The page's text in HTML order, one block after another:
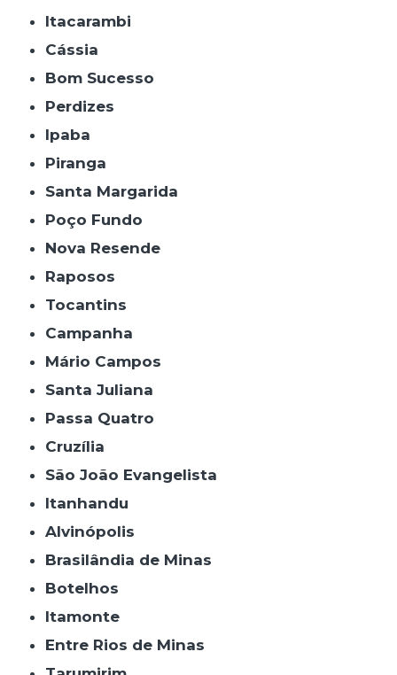
Itacarambi
Cássia
Bom Sucesso
Perdizes
Ipaba
Piranga
Santa Margarida
Poço Fundo
Nova Resende
Raposos
Tocantins
Campanha
Mário Campos
Santa Juliana
Passa Quatro
Cruzília
São João Evangelista
Itanhandu
Alvinópolis
Brasilândia de Minas
Botelhos
Itamonte
Entre Rios de Minas